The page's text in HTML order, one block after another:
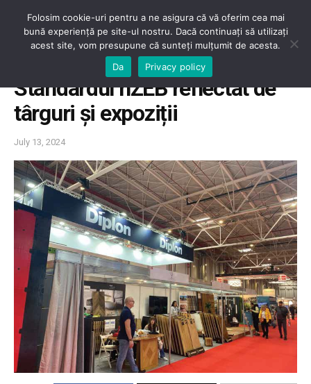
Standardul nZEB reflectat de
târguri și expoziții
July 13, 2024
Folosim cookie-uri pentru a ne asigura că vă oferim cea mai
bună experiență pe site-ul nostru. Dacă continuați să utilizați
acest site, vom presupune că sunteți mulțumit de acesta.
Da
Privacy policy